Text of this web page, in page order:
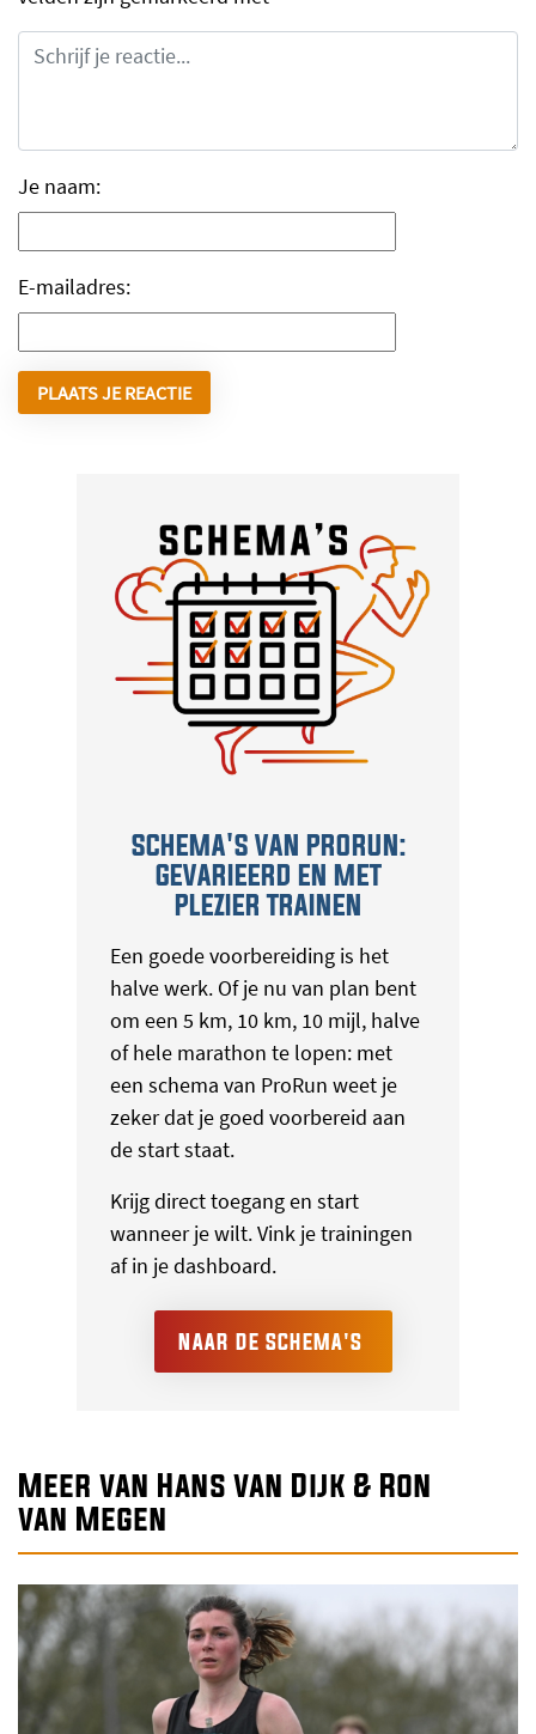
Je naam:
E-mailadres:
SCHEMA'S VAN PRORUN:
GEVARIEERD EN MET
PLEZIER TRAINEN
Een goede voorbereiding is het
halve werk. Of je nu van plan bent
om een 5 km, 10 km, 10 mijl, halve
of hele marathon te lopen: met
een schema van ProRun weet je
zeker dat je goed voorbereid aan
de start staat.
Krijg direct toegang en start
wanneer je wilt. Vink je trainingen
af in je dashboard.
NAAR DE SCHEMA'S
Meer van Hans van Dijk & Ron
van Megen